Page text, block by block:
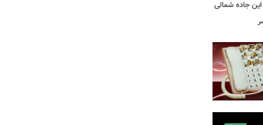
جاده شمالی